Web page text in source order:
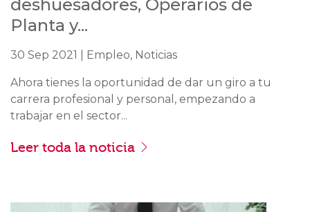
deshuesadores, Operarios de
Planta y...
30 Sep 2021 | Empleo, Noticias
Ahora tienes la oportunidad de dar un giro a tu
carrera profesional y personal, empezando a
trabajar en el sector...
Leer toda la noticia